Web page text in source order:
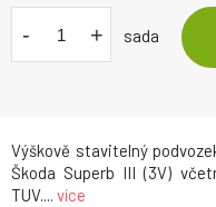
Výškově stavitelný
Škoda Superb III (3V)
TUV.... více
- + sada